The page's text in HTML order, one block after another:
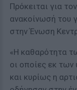
Πρόκειται για
ανακοίνωσή του
στην Ένωση
«Η καθαρότητα
οι οποίες εκ
και κυρίως η